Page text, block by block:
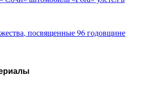
посвященные 96 годовщине